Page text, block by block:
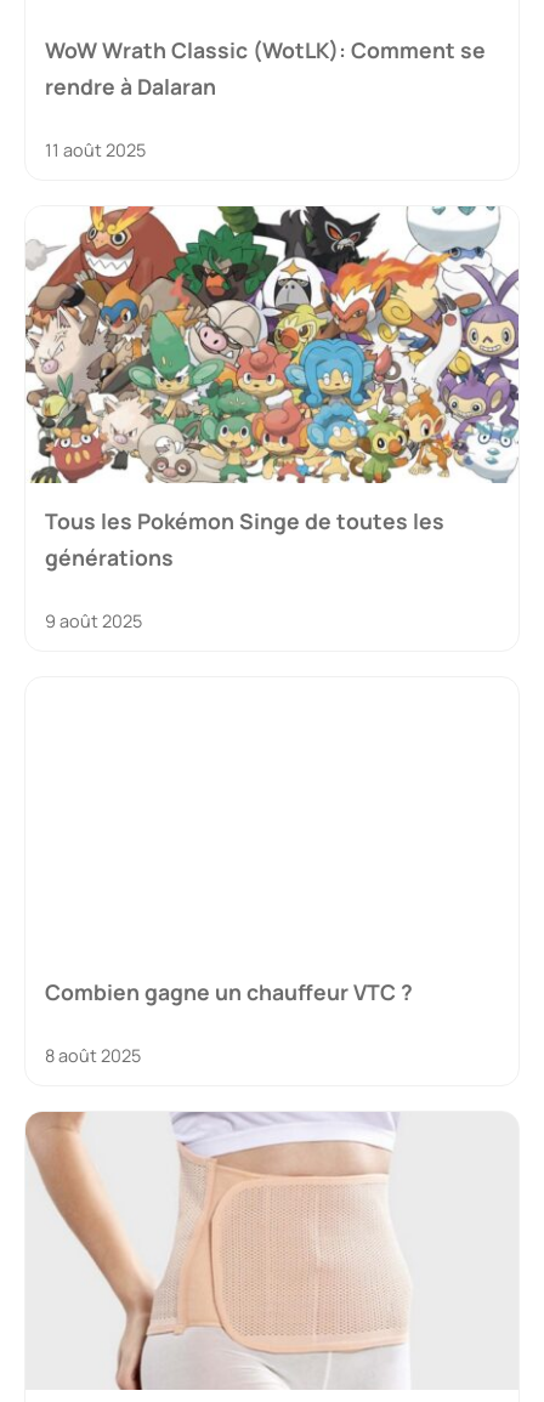
WoW Wrath Classic (WotLK): Comment se
rendre à Dalaran
11 août 2025
Tous les Pokémon Singe de toutes les
générations
9 août 2025
Combien gagne un chauffeur VTC ?
8 août 2025